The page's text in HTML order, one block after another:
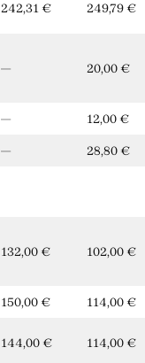
242,31 € 249,79 €
— 20,00 €
— 12,00 €
— 28,80 €
132,00 € 102,00 €
150,00 € 114,00 €
144,00 € 114,00 €